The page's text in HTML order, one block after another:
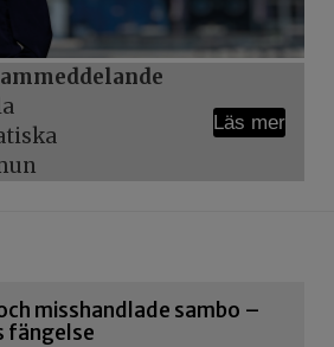
Läs mer
misshandlade sambo –
fängelse